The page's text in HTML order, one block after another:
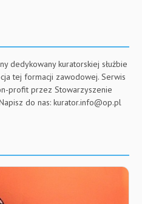
dedykowany kuratorskiej służbie
tej formacji zawodowej. Serwis
profit przez Stowarzyszenie
do nas: kurator.info@op.pl